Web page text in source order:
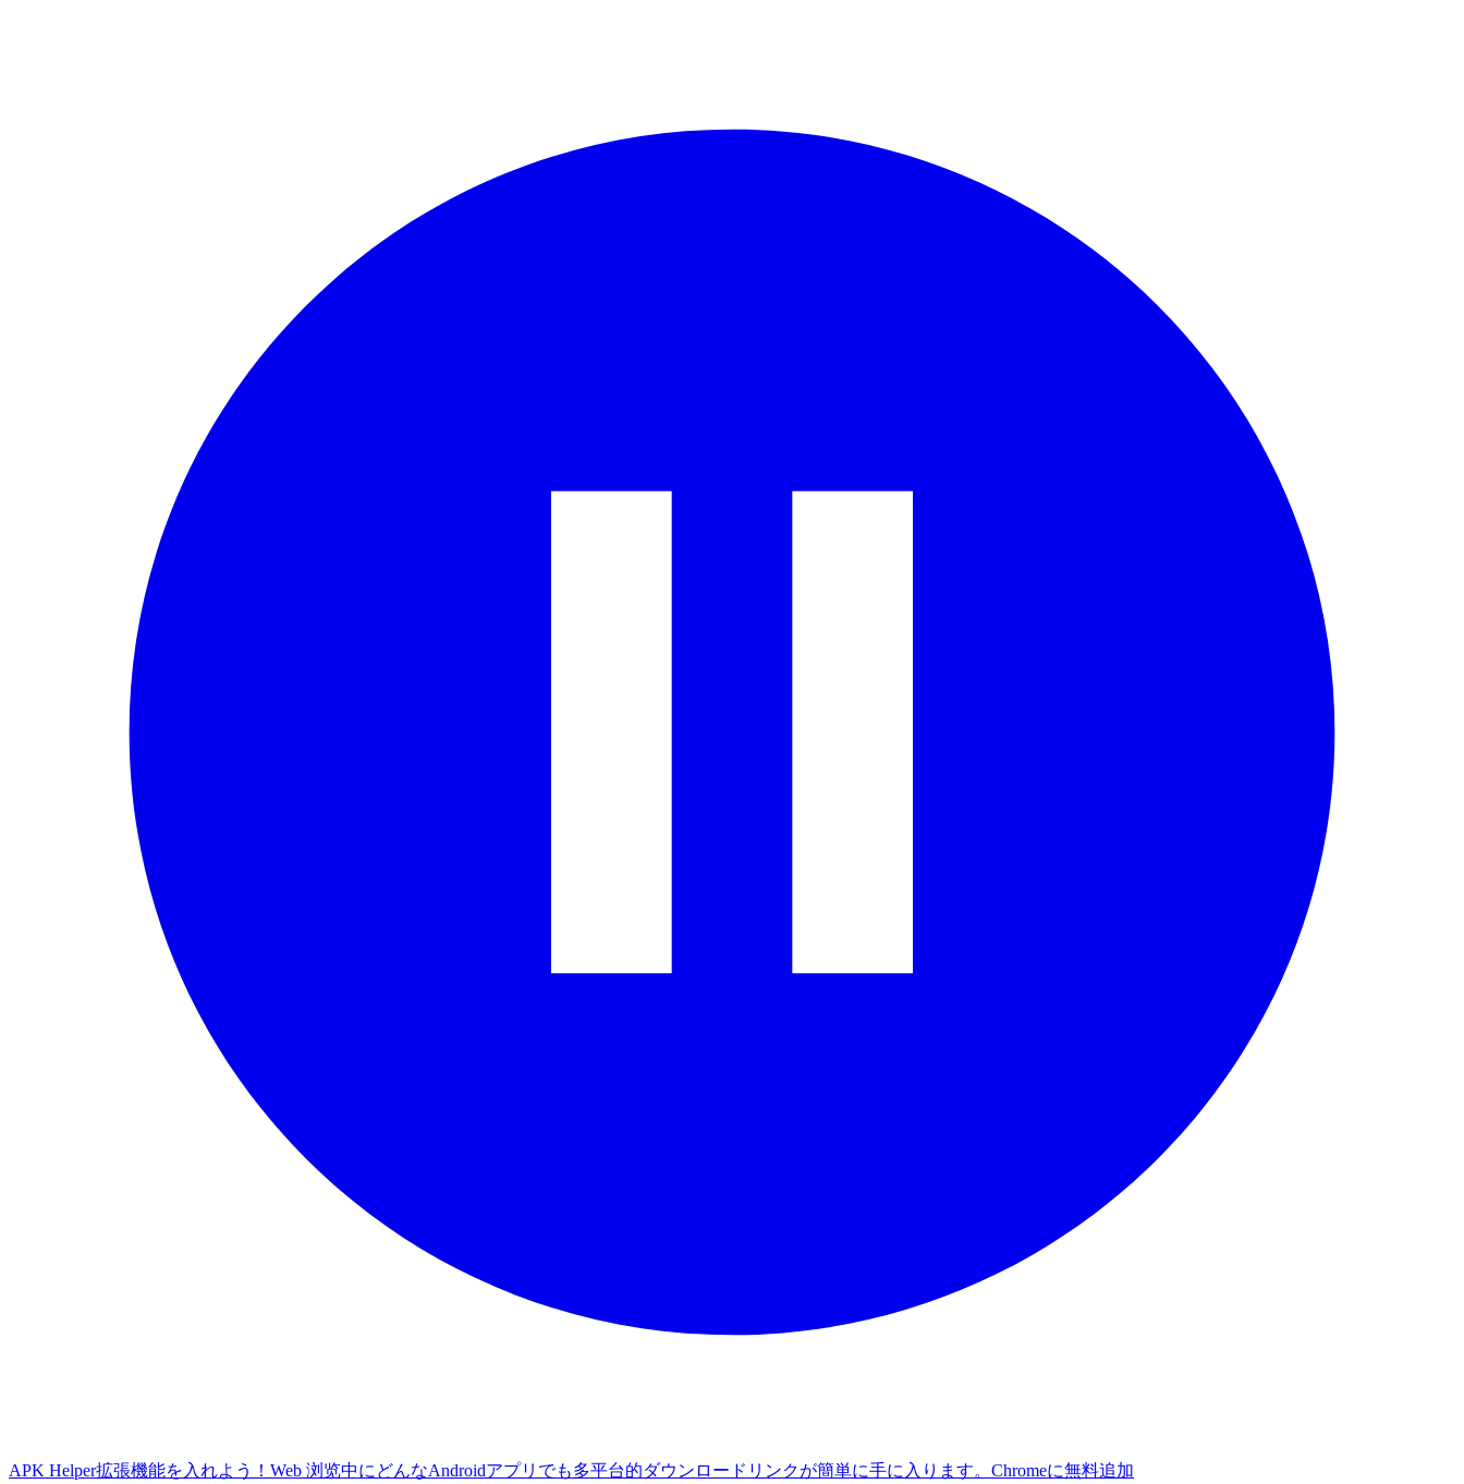
APK Helper拡張機能を入れよう！Web 浏览中にどんなAndroidアプリでも多平台的ダウンロードリンクが簡単に手に入ります。 Chromeに無料追加